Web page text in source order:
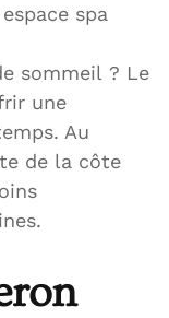
spa
sommeil ? Le
une
Au
de la côte